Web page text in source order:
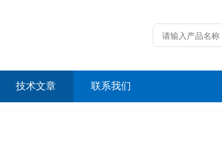
技术文章 联系我们